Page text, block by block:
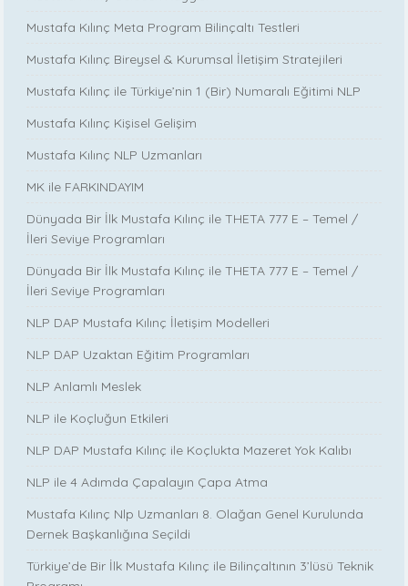
Mustafa Kılınç Meta Program Bilinçaltı Testleri
Mustafa Kılınç Bireysel & Kurumsal İletişim Stratejileri
Mustafa Kılınç ile Türkiye’nin 1 (Bir) Numaralı Eğitimi NLP
Mustafa Kılınç Kişisel Gelişim
Mustafa Kılınç NLP Uzmanları
MK ile FARKINDAYIM
Dünyada Bir İlk Mustafa Kılınç ile THETA 777 E – Temel /
İleri Seviye Programları
Dünyada Bir İlk Mustafa Kılınç ile THETA 777 E – Temel /
İleri Seviye Programları
NLP DAP Mustafa Kılınç İletişim Modelleri
NLP DAP Uzaktan Eğitim Programları
NLP Anlamlı Meslek
NLP ile Koçluğun Etkileri
NLP DAP Mustafa Kılınç ile Koçlukta Mazeret Yok Kalıbı
NLP ile 4 Adımda Çapalayın Çapa Atma
Mustafa Kılınç Nlp Uzmanları 8. Olağan Genel Kurulunda
Dernek Başkanlığına Seçildi
Türkiye’de Bir İlk Mustafa Kılınç ile Bilinçaltının 3’lüsü Teknik